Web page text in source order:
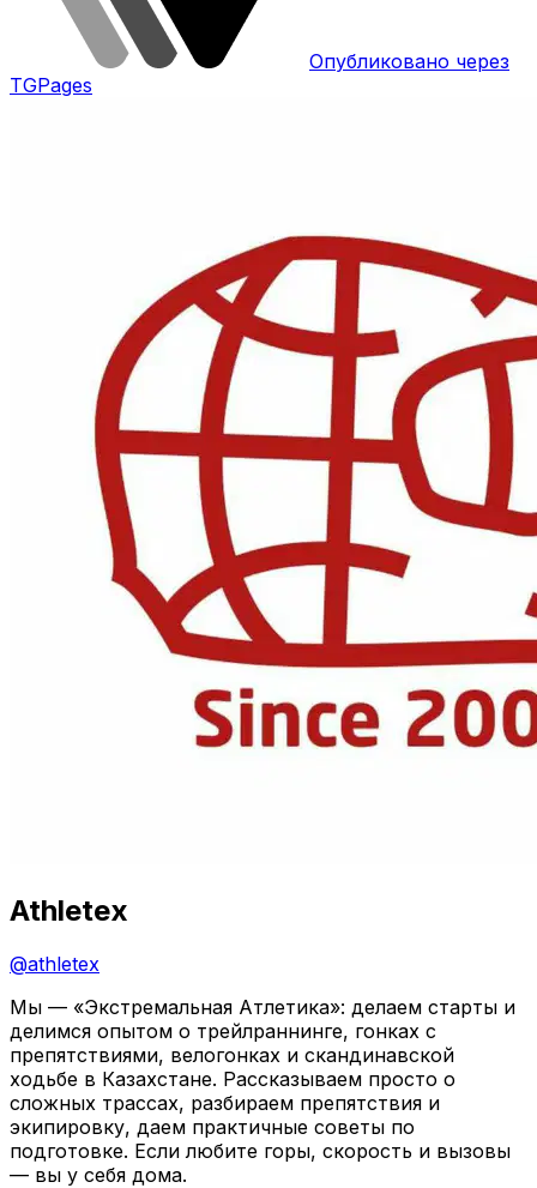
Опубликовано через
TGPages
Athletex
@athletex
Мы — «Экстремальная Атлетика»: делаем старты и
делимся опытом о трейлраннинге, гонках с
препятствиями, велогонках и скандинавской
ходьбе в Казахстане. Рассказываем просто о
сложных трассах, разбираем препятствия и
экипировку, даем практичные советы по
подготовке. Если любите горы, скорость и вызовы
— вы у себя дома.